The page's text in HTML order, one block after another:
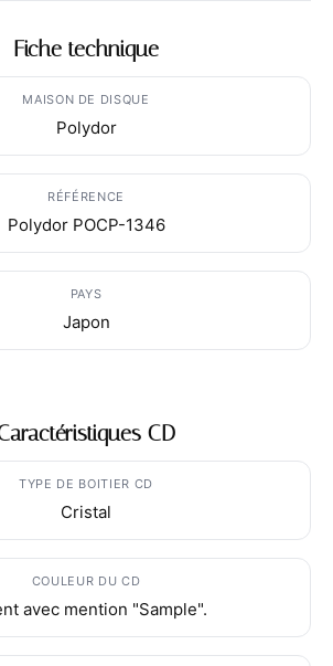
Fiche technique
MAISON DE DISQUE
Polydor
RÉFÉRENCE
Polydor POCP-1346
PAYS
Japon
CD
TYPE DE BOITIER CD
Cristal
COULEUR DU CD
avec mention "Sample".